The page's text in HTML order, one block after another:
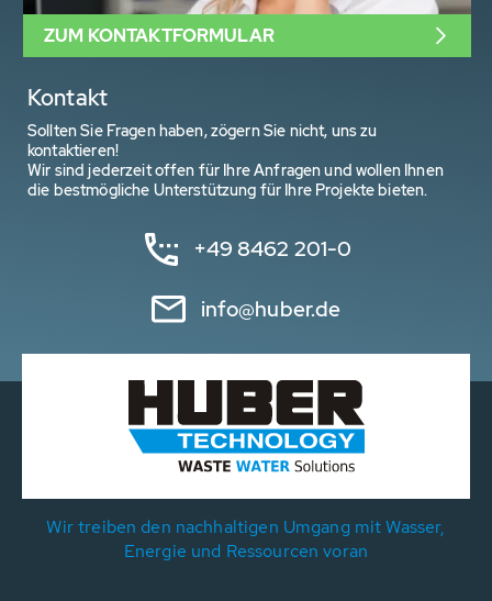
Kontakt
Sollten Sie Fragen haben, zögern Sie nicht, uns zu
kontaktieren!
Wir sind jederzeit offen für Ihre Anfragen und wollen Ihnen
die bestmögliche Unterstützung für Ihre Projekte bieten.
+49 8462 201-0
info@huber.de
ZUM KONTAKTFORMULAR
Wir treiben den nachhaltigen Umgang mit Wasser,
Energie und Ressourcen voran